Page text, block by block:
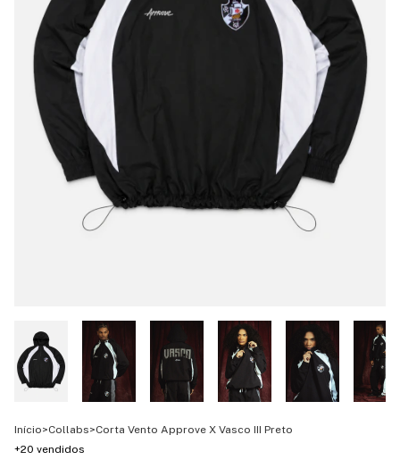
Início>Collabs>Corta Vento Approve X Vasco III Preto
+20 vendidos